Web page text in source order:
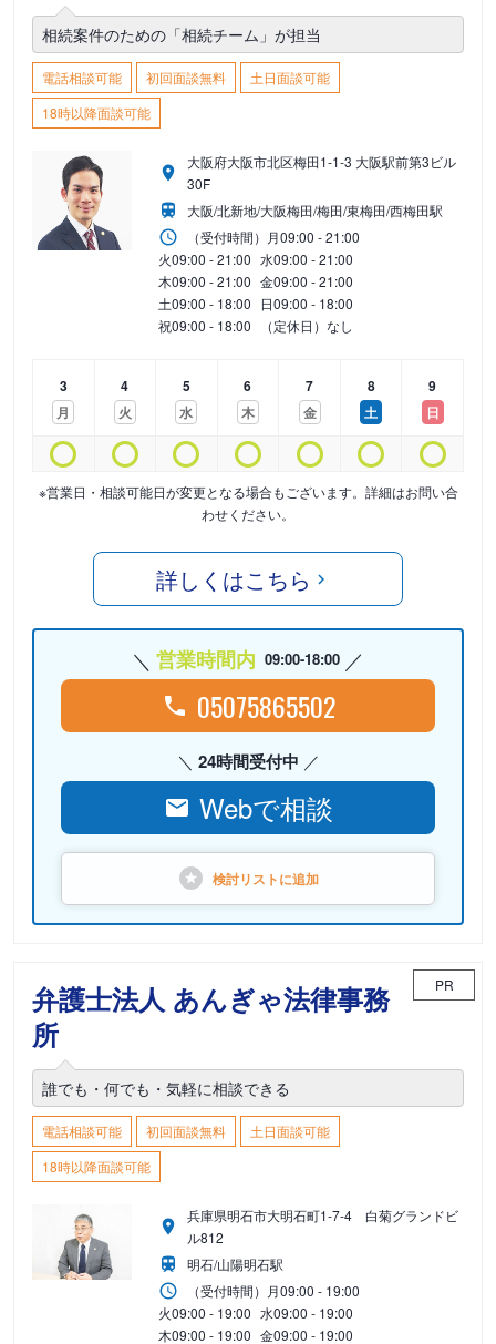
相続案件のための「相続チーム」が担当
電話相談可能 初回面談無料
土日面談可能
18時以降面談可能
大阪府大阪市北区梅田1-1-3 大阪駅前第3ビル
30F
大阪/北新地/大阪梅田/梅田/東梅田/西梅田駅
（受付時間） 月09:00 - 21:00
火09:00 - 21:00 水09:00 - 21:00
木09:00 - 21:00 金09:00 - 21:00
土09:00 - 18:00 日09:00 - 18:00
祝09:00 - 18:00 （定休日）なし
3
月
4
火
5
水
6
木
7
金
8
土
9
日
※営業日・相談可能日が変更となる場合もございます。詳細はお問い合
わせください。
詳しくはこちら
営業時間内 09:00-18:00
05075865502
24時間受付中
Webで相談
検討リストに追加
弁護士法人 あんぎゃ法律事務
所
PR
誰でも・何でも・気軽に相談できる
電話相談可能 初回面談無料
土日面談可能
18時以降面談可能
兵庫県明石市大明石町1-7-4 白菊グランドビ
ル812
明石/山陽明石駅
（受付時間） 月09:00 - 19:00
火09:00 - 19:00 水09:00 - 19:00
木09:00 - 19:00 金09:00 - 19:00